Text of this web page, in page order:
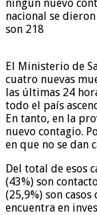
ningún nuevo
nacional se
son 218
El Ministerio de
cuatro nuevas
las últimas 24
todo el país
En tanto, en la
nuevo contagio.
en que no se dan
Del total de esos
(43%) son
(25,9%) son
encuentra en